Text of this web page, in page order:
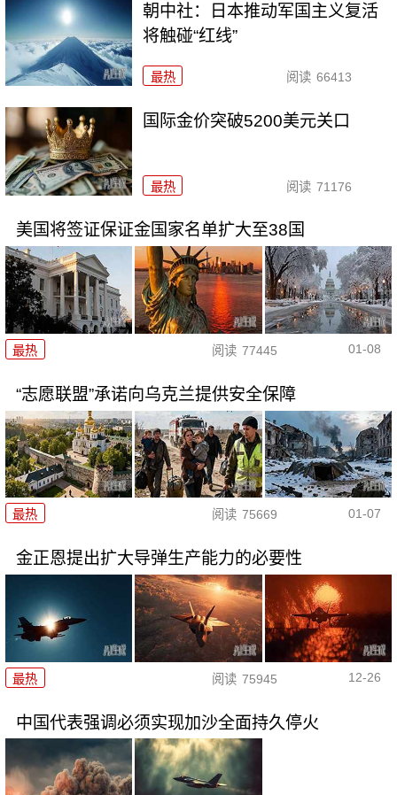
朝中社：日本推动军国主义复活
将触碰“红线”
最热 阅读 66413
国际金价突破5200美元关口
最热 阅读 71176
美国将签证保证金国家名单扩大至38国
最热 阅读 77445 01-08
“志愿联盟”承诺向乌克兰提供安全保障
最热 阅读 75669 01-07
金正恩提出扩大导弹生产能力的必要性
最热 阅读 75945 12-26
中国代表强调必须实现加沙全面持久停火